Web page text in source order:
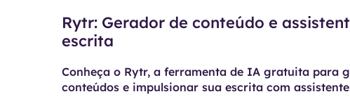
Rytr: Gerador de conteúdo e
escrita
Conheça o Rytr, a ferramenta de IA gratuita para
conteúdos e impulsionar sua escrita com assistente